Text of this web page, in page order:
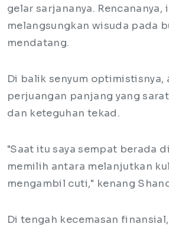
gelar sarjananya. Rencananya,
melangsungkan wisuda pada
mendatang.
Di balik senyum optimistisnya,
perjuangan panjang yang
dan keteguhan tekad.
"Saat itu saya sempat berada
memilih antara melanjutkan
mengambil cuti," kenang
Di tengah kecemasan